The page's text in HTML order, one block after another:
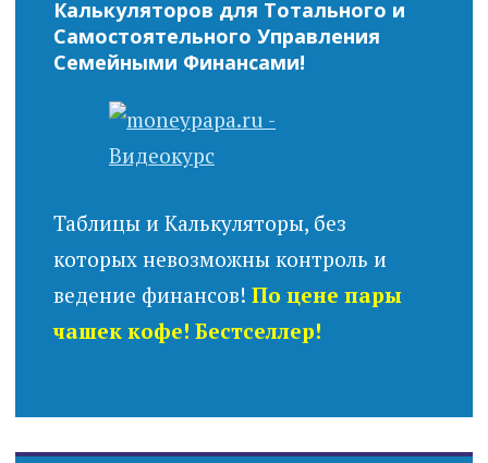
Калькуляторов для Тотального и
Самостоятельного Управления
Семейными Финансами!
Таблицы и Калькуляторы, без
которых невозможны контроль и
ведение финансов! По цене пары
чашек кофе! Бестселлер!